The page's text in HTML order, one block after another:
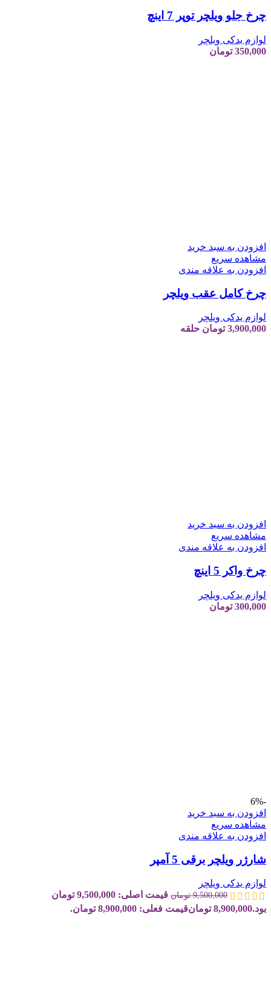
چرخ جلو ویلچر توپر 7 اینچ
لوازم یدکی ویلچر
350,000 تومان
افزودن به سبد خرید
مشاهده سریع
افزودن به علاقه مندی
چرخ کامل عقب ویلچر
لوازم یدکی ویلچر
3,900,000 تومان حلقه
افزودن به سبد خرید
مشاهده سریع
افزودن به علاقه مندی
چرخ واکر 5 اینچ
لوازم یدکی ویلچر
300,000 تومان
-6%
افزودن به سبد خرید
مشاهده سریع
افزودن به علاقه مندی
شارژر ویلچر برقی 5 آمپر
لوازم یدکی ویلچر
9,500,000 تومان
قیمت اصلی: 9,500,000 تومان
بود.8,900,000 تومانقیمت فعلی: 8,900,000 تومان.